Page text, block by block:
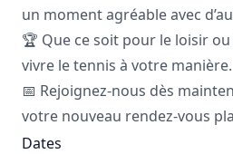
un moment agréable avec
🏆 Que ce soit pour le loisir
vivre le tennis à votre manière.
📅 Rejoignez-nous dès
votre nouveau rendez-vous
Dates